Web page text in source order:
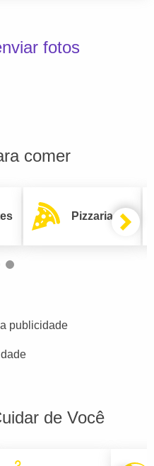
fotos
comer
Pizzarias
publicidade
de Você